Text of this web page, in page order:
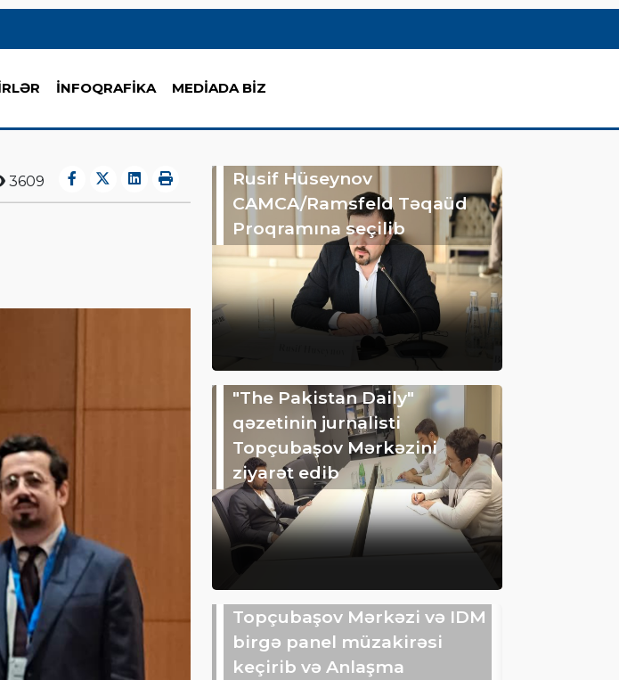
İNFOQRAFİKA MEDİADA BİZ
3609
Rusif Hüseynov
CAMCA/Ramsfeld Təqaüd
Proqramına seçilib
"The Pakistan Daily"
qəzetinin jurnalisti
Topçubaşov Mərkəzini
ziyarət edib
Topçubaşov Mərkəzi və IDM
birgə panel müzakirəsi
keçirib və Anlaşma